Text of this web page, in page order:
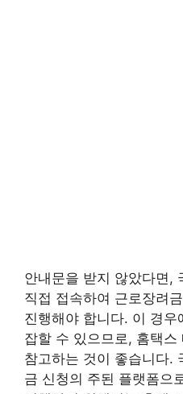
안내문을 받지 않았다면,
직접 접속하여 근로장려
진행해야 합니다. 이 경
잡할 수 있으므로, 홈택스
참고하는 것이 좋습니다.
금 신청의 주된 플랫폼으